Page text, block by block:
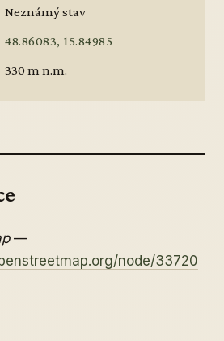
Neznámý stav
48.86083, 15.84985
330 m n.m.
—
node/33720